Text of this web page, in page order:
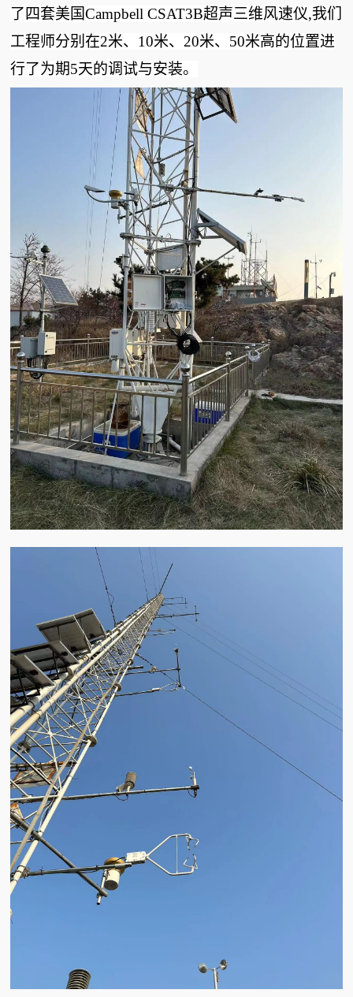
了四套美国Campbell CSAT3B超声三维风速仪,我们
工程师分别在2米、10米、20米、50米高的位置进
行了为期5天的调试与安装。